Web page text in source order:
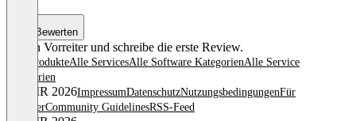
Bewerten
Sei ein Vorreiter und schreibe die erste Review.
Alle ProdukteAlle ServicesAlle Software KategorienAlle Service
Kategorien
© OMR 2026ImpressumDatenschutzNutzungsbedingungenFür
AnbieterCommunity GuidelinesRSS-Feed